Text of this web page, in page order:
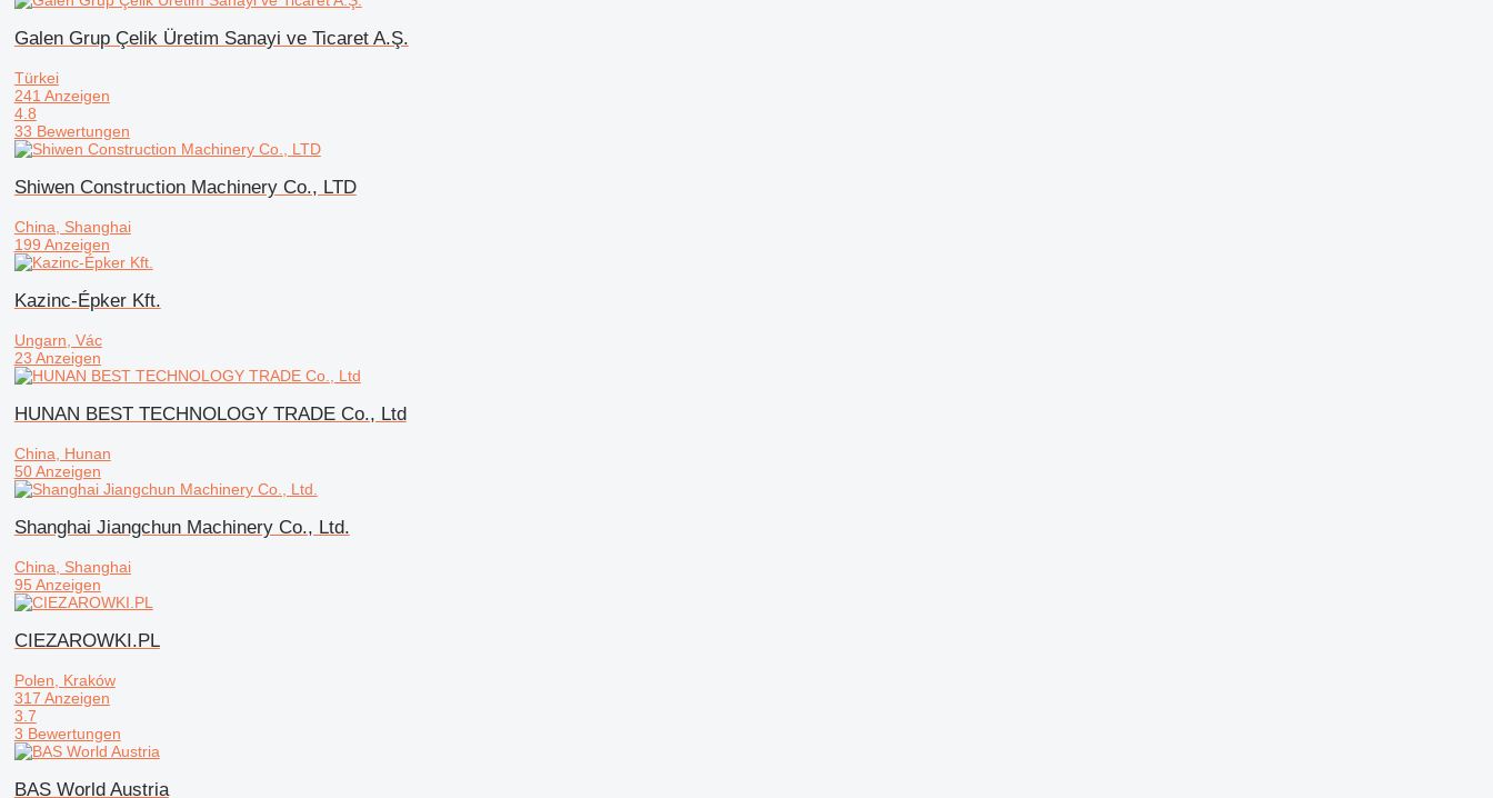
Galen Grup Çelik Üretim Sanayi ve Ticaret A.Ş.
Türkei
241 Anzeigen
4.8
33 Bewertungen
Shiwen Construction Machinery Co., LTD
China, Shanghai
199 Anzeigen
Kazinc-Épker Kft.
Ungarn, Vác
23 Anzeigen
HUNAN BEST TECHNOLOGY TRADE Co., Ltd
China, Hunan
50 Anzeigen
Shanghai Jiangchun Machinery Co., Ltd.
China, Shanghai
95 Anzeigen
CIEZAROWKI.PL
Polen, Kraków
317 Anzeigen
3.7
3 Bewertungen
BAS World Austria